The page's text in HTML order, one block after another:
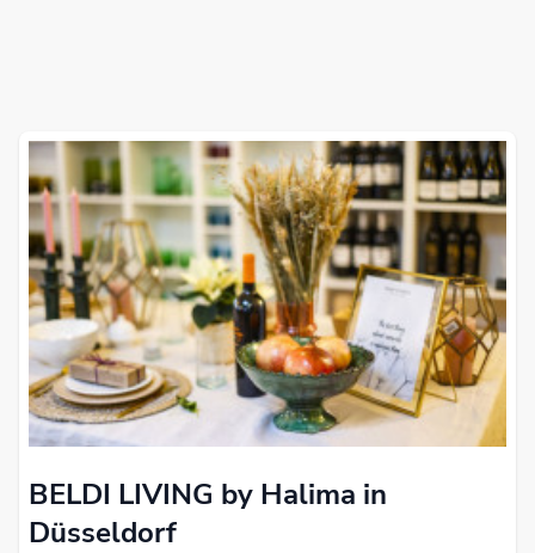
BELDI LIVING by Halima in
Düsseldorf